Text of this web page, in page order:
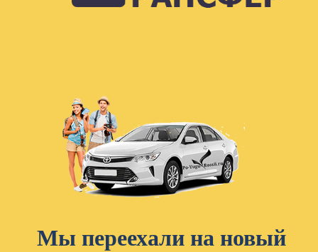
Мы переехали на новый